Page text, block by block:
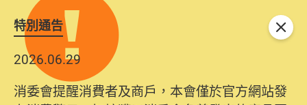
特別通告
2026.06.29
消委會提醒消費者及商戶，本會僅於官方網站發
關閉